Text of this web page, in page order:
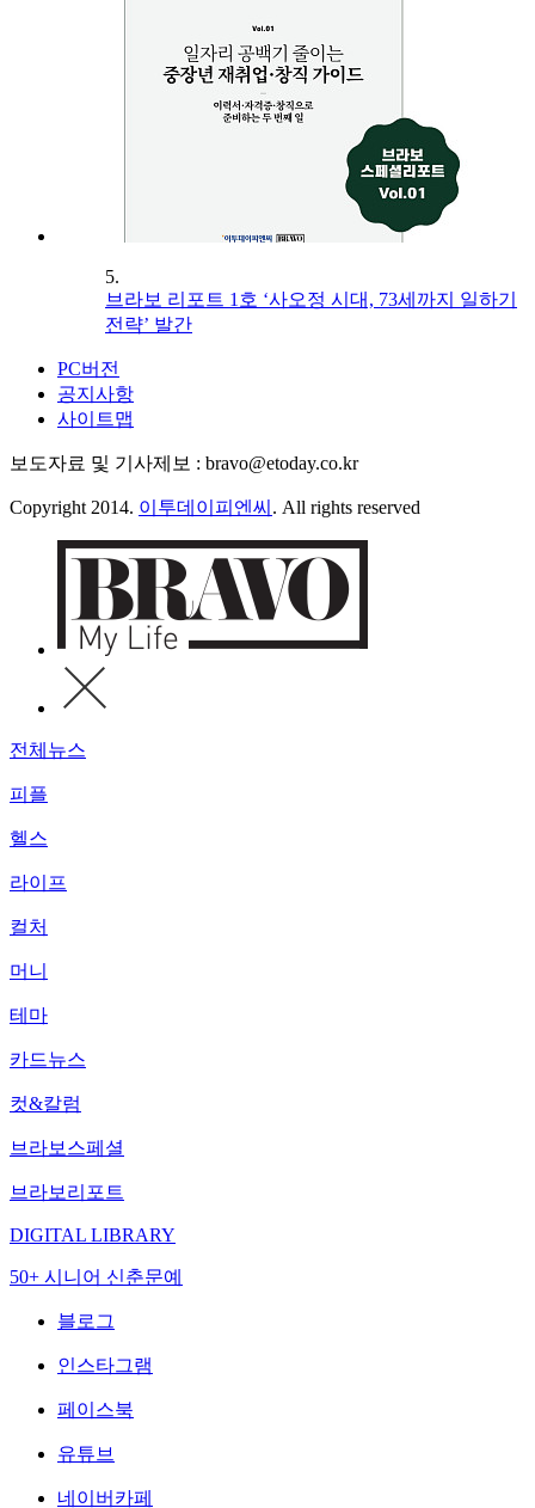
5.
브라보 리포트 1호 ‘사오정 시대, 73세까지 일하기
전략’ 발간
PC버전
공지사항
사이트맵
보도자료 및 기사제보 : bravo@etoday.co.kr
Copyright 2014. 이투데이피엔씨 . All rights reserved
전체뉴스
피플
헬스
라이프
컬처
머니
테마
카드뉴스
컷&칼럼
브라보스페셜
브라보리포트
DIGITAL LIBRARY
50+ 시니어 신춘문예
블로그
인스타그램
페이스북
유튜브
네이버카페